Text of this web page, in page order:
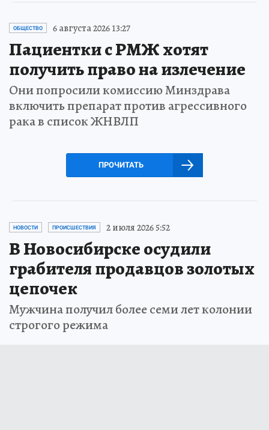
ОБЩЕСТВО 6 августа 2026 13:27
Пациентки с РМЖ хотят
получить право на излечение
Они попросили комиссию Минздрава
включить препарат против агрессивного
рака в список ЖНВЛП
ПРОЧИТАТЬ
НОВОСТИ ПРОИСШЕСТВИЯ 2 июля 2026 5:52
В Новосибирске осудили
грабителя продавцов золотых
цепочек
Мужчина получил более семи лет колонии
строгого режима